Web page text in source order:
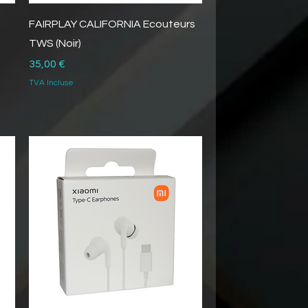
FAIRPLAY CALIFORNIA Ecouteurs
TWS (Noir)
Prix
35,00 €
TVA Incluse